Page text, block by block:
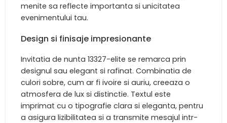
menite sa reflecte importanta si unicitatea
evenimentului tau.
Design si finisaje impresionante
Invitatia de nunta 13327-elite se remarca prin
designul sau elegant si rafinat. Combinatia de
culori sobre, cum ar fi ivoire si auriu, creeaza o
atmosfera de lux si distinctie. Textul este
imprimat cu o tipografie clara si eleganta, pentru
a asigura lizibilitatea si a transmite mesajul intr-